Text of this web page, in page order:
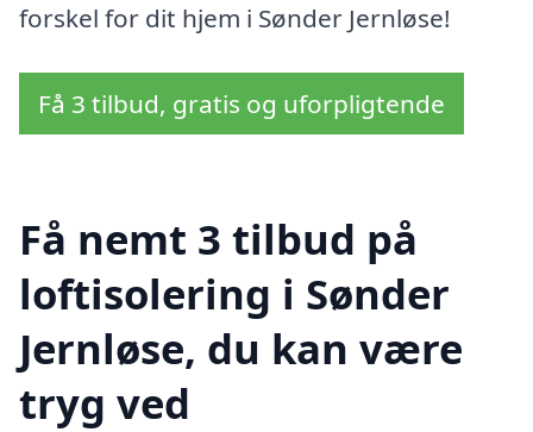
forskel for dit hjem i Sønder Jernløse!
Få 3 tilbud, gratis og uforpligtende
Få nemt 3 tilbud på
loftisolering i Sønder
Jernløse, du kan være
tryg ved